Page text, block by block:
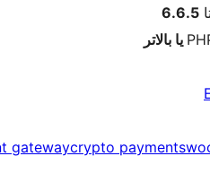
6.6.5
gatewaycrypto payments